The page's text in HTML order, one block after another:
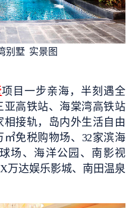
别墅 实景图
项目一步亲海，半刻遇全
高铁站、海棠湾高铁站
接轨，岛内外生活自由
免税购物场、32家滨海
场、海洋公园、南影视
万达娱乐影城、南田温泉